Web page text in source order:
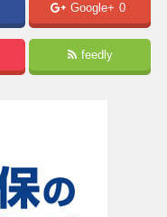
Google+ 0
feedly